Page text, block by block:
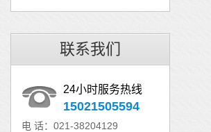
联系我们
24小时服务热线
15021505594
电 话：021-38204129